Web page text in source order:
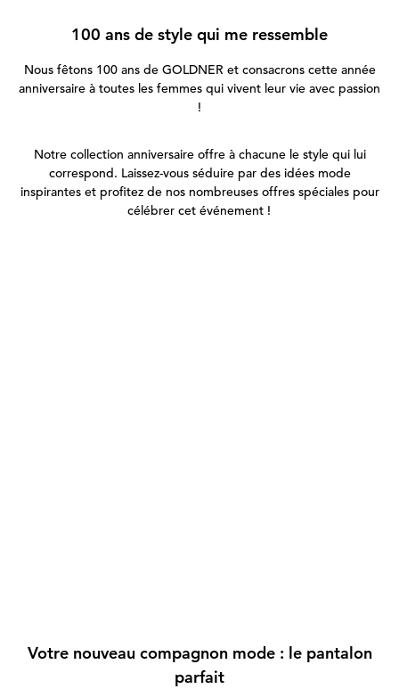
100 ans de style qui me ressemble
Nous fêtons 100 ans de GOLDNER et consacrons cette année
anniversaire à toutes les femmes qui vivent leur vie avec passion
!
Notre collection anniversaire offre à chacune le style qui lui
correspond. Laissez-vous séduire par des idées mode
inspirantes et profitez de nos nombreuses offres spéciales pour
célébrer cet événement !
Votre nouveau compagnon mode : le pantalon
parfait